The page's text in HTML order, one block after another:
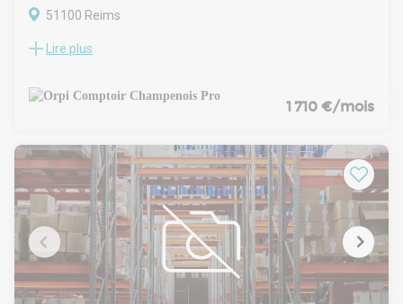
51100 Reims
À Louer : Local Commercial et/ou d'Activité à Reims -
Surface : 215 m²
Caractéristiques du local :
- Réseaux en attente : eau et évacuation, électricité, télécom
- Possibilité d'aménager un bureau
- Hauteur sous plafond maximale : 6.7 m
- Site sécurisé
- Proximité autoroute
- Disponibilité immédiate
- Bureau et wc
ET en Mitoyenneté local disponible de 108m²
Lire plus
1 710 €/mois